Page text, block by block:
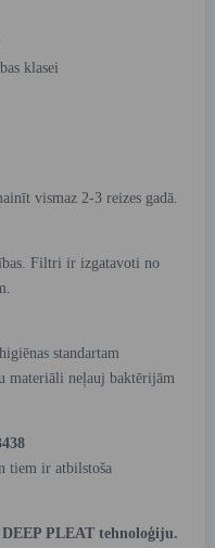
klasei
vismaz 2-3 reizes gadā.
Filtri ir izgatavoti no
standartam
materiāli neļauj baktērijām
ir atbilstoša
PLEAT tehnoloģiju.